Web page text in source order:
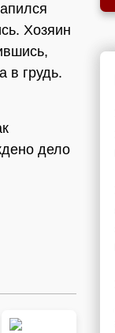
Хозяин
в грудь.
дело